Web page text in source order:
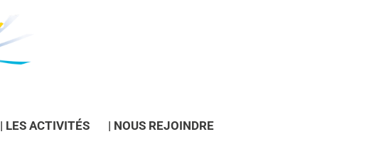
| LES ACTIVITÉS | NOUS REJOINDRE